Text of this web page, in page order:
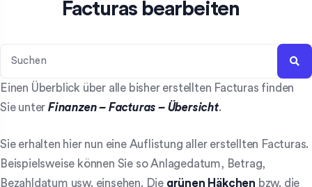
Facturas bearbeiten
Einen Überblick über alle bisher erstellten Facturas finden
Sie unter Finanzen – Facturas – Übersicht.
Sie erhalten hier nun eine Auflistung aller erstellten Facturas.
Beispielsweise können Sie so Anlagedatum, Betrag,
Bezahldatum usw. einsehen. Die grünen Häkchen bzw. die